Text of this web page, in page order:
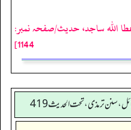
الله ساجد، حدیث/صفحہ نمبر:
1144]
سنن ترمذی، تحت الحديث 419